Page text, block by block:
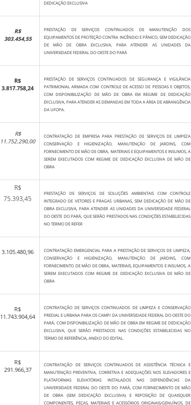
DEDICAÇÃO EXCLUSIVA
R$
303.454,55
PRESTAÇÃO DE SERVIÇOS CONTINUADOS DE MANUTENÇÃO DOS
EQUIPAMENTOS DE PROTEÇÃO CONTRA INCÊNDIO E PÂNICO, SEM DEDICAÇÃO
DE MÃO DE OBRA EXCLUSIVA, PARA ATENDER AS UNIDADES DA
UNIVERSIDADE FEDERAL DO OESTE DO PARÁ
R$
3.817.758,24
PRESTAÇÃO DE SERVIÇOS CONTINUADOS DE SEGURANÇA E VIGILÂNCIA
PATRIMONIAL ARMADA COM CONTROLE DE ACESSO DE PESSOAS E OBJETOS,
COM DISPONIBILIZAÇÃO DE MÃO DE OBRA EM REGIME DE DEDICAÇÃO
EXCLUSIVA, PARA ATENDER AS DEMANDAS EM TODA A ÁREA DE ABRANGÊNCIA
DA UFOPA.
R$
11.752.290,00
CONTRATAÇÃO DE EMPRESA PARA PRESTAÇÃO DE SERVIÇOS DE LIMPEZA
CONSERVAÇÃO E HIGIENIZAÇÃO, MANUTENÇÃO DE JARDINS, COM
FORNECIMENTO DE MÃO DE OBRA, MATERIAIS E EQUIPAMENTOS E INSUMOS, A
SEREM EXECUTADOS COM REGIME DE DEDICAÇÃO EXCLUSIVA DE MÃO DE
OBRA
R$
75.393,45
PRESTAÇÃO DE SERVIÇOS DE SOLUÇÕES AMBIENTAIS COM CONTROLE
INTEGRADO DE VETORES E PRAGAS URBANAS, SEM DEDICAÇÃO DE MÃO DE
OBRA EXCLUSIVA, PARA ATENDER AS UNIDADES DA UNIVERSIDADE FEDERAL
DO OESTE DO PARÁ, QUE SERÃO PRESTADOS NAS CONDIÇÕES ESTABELECIDAS
NO TERMO DE REFER
3.105.480,96
CONTRATAÇÃO EMERGENCIAL PARA A PRESTAÇÃO DE SERVIÇOS DE LIMPEZA,
CONSERVAÇÃO E HIGIENIZAÇÃO, MANUTENÇÃO DE JARDINS, COM
FORNECIMENTO DE MÃO DE OBRA, MATERIAIS, EQUIPAMENTOS E INSUMOS, A
SEREM EXECUTADOS COM REGIME DE DEDICAÇÃO EXCLUSIVA DE MÃO DE
OBRA
R$
11.743.904,64
CONTRATAÇÃO DE SERVIÇOS CONTINUADOS DE LIMPEZA E CONSERVAÇÃO
PREDIAL E URBANA PARA OS CAMPI DA UNIVERSIDADE FEDERAL DO OESTE DO
PARÁ, COM DISPONIBILIZAÇÃO DE MÃO DE OBRA EM REGIME DE DEDICAÇÃO
EXCLUSIVA, QUE SERÃO PRESTADOS NAS CONDIÇÕES ESTABELECIDAS NO
TERMO DE REFERÊNCIA, ANEXO DO EDITAL.
R$
291.966,37
CONTRATAÇÃO DE SERVIÇOS CONTINUADOS DE ASSISTÊNCIA TÉCNICA E
MANUTENÇÃO PREVENTIVA, CORRETIVA E ADEQUAÇÕES NOS ELEVADORES E
PLATAFORMAS ELEVATÓRIAS INSTALADOS NAS DEPENDÊNCIAS DA
UNIVERSIDADE FEDERAL DO OESTE DO PARÁ, COM FORNECIMENTO DE MÃO
DE OBRA (SEM DEDICAÇÃO EXCLUSIVA) E REPOSIÇÃO DE QUAISQUER
COMPONENTES, PEÇAS, MATERIAIS E ACESSÓRIOS ORIGINAIS/GENUÍNOS, DE